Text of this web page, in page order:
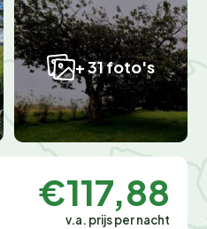
+ 31 foto's
€117,88
v.a. prijs per nacht